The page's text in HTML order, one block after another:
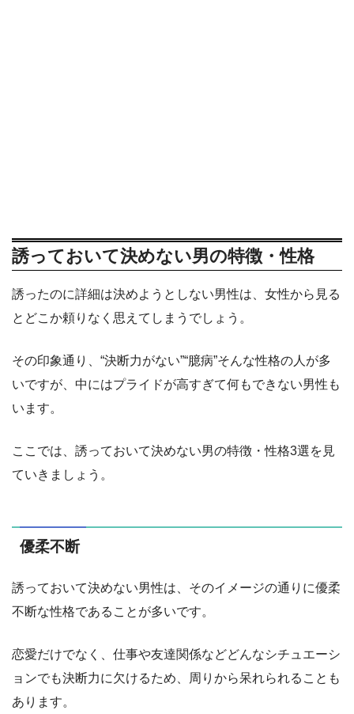
誘っておいて決めない男の特徴・性格
誘ったのに詳細は決めようとしない男性は、女性から見る
とどこか頼りなく思えてしまうでしょう。
その印象通り、“決断力がない”“臆病”そんな性格の人が多
いですが、中にはプライドが高すぎて何もできない男性も
います。
ここでは、誘っておいて決めない男の特徴・性格3選を見
ていきましょう。
優柔不断
誘っておいて決めない男性は、そのイメージの通りに優柔
不断な性格であることが多いです。
恋愛だけでなく、仕事や友達関係などどんなシチュエーシ
ョンでも決断力に欠けるため、周りから呆れられることも
あります。